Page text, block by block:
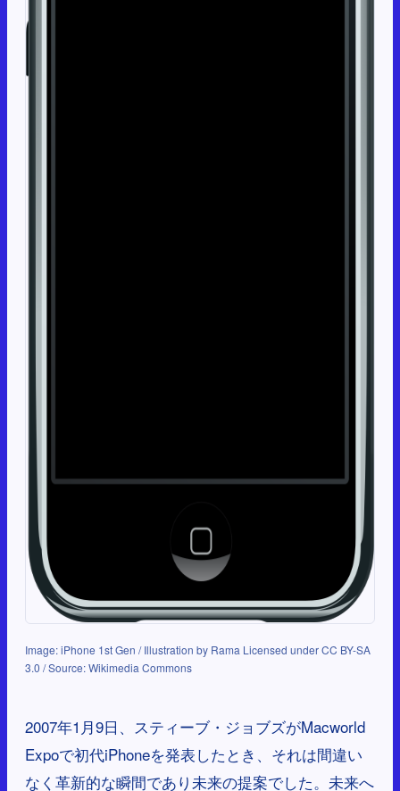
Image: iPhone 1st Gen / Illustration by Rama Licensed under CC BY-SA
3.0 / Source: Wikimedia Commons
2007年1月9日、スティーブ・ジョブズがMacworld
Expoで初代iPhoneを発表したとき、それは間違い
なく革新的な瞬間であり未来の提案でした。未来へ